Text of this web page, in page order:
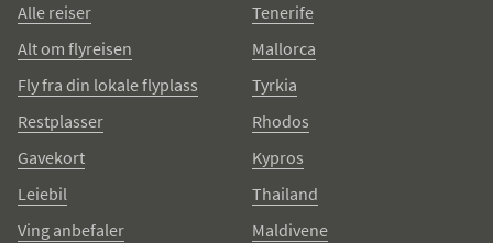
Alle reiser
Alt om flyreisen
Fly fra din lokale flyplass
Restplasser
Gavekort
Leiebil
Ving anbefaler
Tenerife
Mallorca
Tyrkia
Rhodos
Kypros
Thailand
Maldivene